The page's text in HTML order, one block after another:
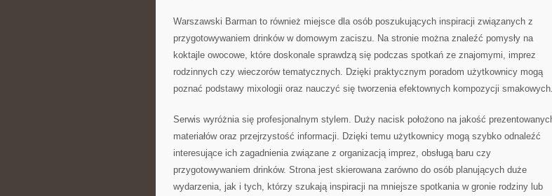
Warszawski Barman to również miejsce dla osób poszukujących inspiracji związanych z
przygotowywaniem drinków w domowym zaciszu. Na stronie można znaleźć pomysły na
koktajle owocowe, które doskonale sprawdzą się podczas spotkań ze znajomymi, imprez
rodzinnych czy wieczorów tematycznych. Dzięki praktycznym poradom użytkownicy mogą
poznać podstawy mixologii oraz nauczyć się tworzenia efektownych kompozycji smakowych.
Serwis wyróżnia się profesjonalnym stylem. Duży nacisk położono na jakość
materiałów oraz przejrzystość informacji. Dzięki temu użytkownicy mogą szybko odnaleźć
interesujące ich zagadnienia związane z organizacją imprez, obsługą baru czy
przygotowywaniem drinków. Strona jest skierowana zarówno do osób planujących duże
wydarzenia, jak i tych, którzy szukają inspiracji na mniejsze spotkania w gronie rodziny lub